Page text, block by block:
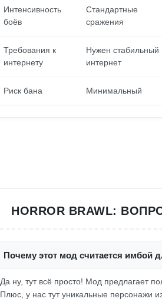
Интенсивность
боёв
Стандартные
сражения
Требования к
интернету
Нужен стабильный
интернет
Риск бана Минимальный
HORROR BRAWL:
Почему этот мод считается имбой
Да ну, тут всё просто! Мод предлагает
Плюс, у нас тут уникальные персонажи